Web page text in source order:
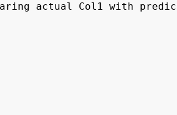
actual Col1 with